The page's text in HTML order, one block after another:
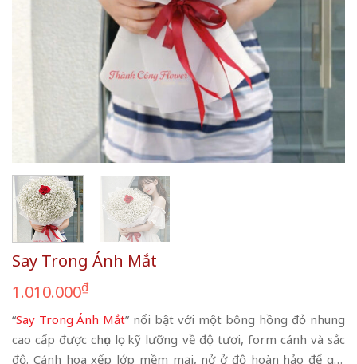
Say Trong Ánh Mắt
1.010.000₫
“Say Trong Ánh Mắt” nổi bật với một bông hồng đỏ nhung
cao cấp được chọn lọc kỹ lưỡng về độ tươi, form cánh và sắc
độ. Cánh hoa xếp lớp mềm mại, nở ở độ hoàn hảo để giữ